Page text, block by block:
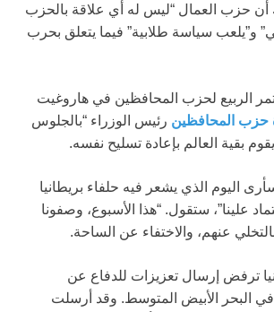
أن حزب العمال “ليس له أي علاقة بالحزب
و”يلعب سياسة طلابية” فيما يتعلق بحرب
الربيع لحزب المحافظين في هاروغيت
حزب المحافظين رئيس الوزراء “بالجلوس
بقية العالم بإعادة تسليح نفسه.
اليوم الذي يشعر فيه حلفاء بريطانيا
علينا”، ستقول. “هذا الأسبوع، وصفونا
عنهم، والاختفاء عن الساحة.
ترفض إرسال تعزيزات للدفاع عن
في البحر الأبيض المتوسط. وقد أرسلت